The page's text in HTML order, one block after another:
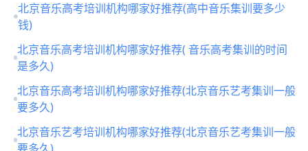
北京音乐高考培训机构哪家好推荐(高中音乐集训要多少
钱)
北京音乐高考培训机构哪家好推荐( 音乐高考集训的时间
是多久)
北京音乐高考培训机构哪家好推荐(北京音乐艺考集训一般
要多久)
北京音乐艺考培训机构哪家好推荐(北京音乐艺考集训一般